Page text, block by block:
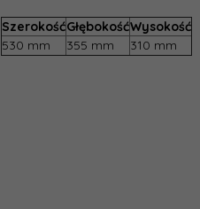
SzerokośćGłębokośćWysokość
530 mm
355 mm 310 mm